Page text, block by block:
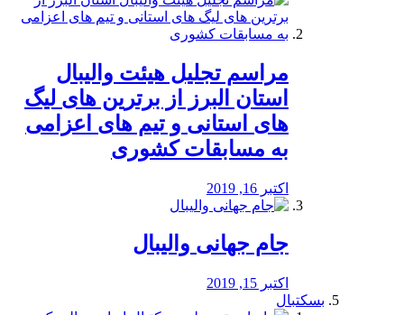
مراسم تجلیل هیئت والیبال
استان البرز از برترین های لیگ
های استانی و تیم های اعزامی
به مسابقات کشوری
اکتبر 16, 2019
جام جهانی والیبال
اکتبر 15, 2019
بسکتبال